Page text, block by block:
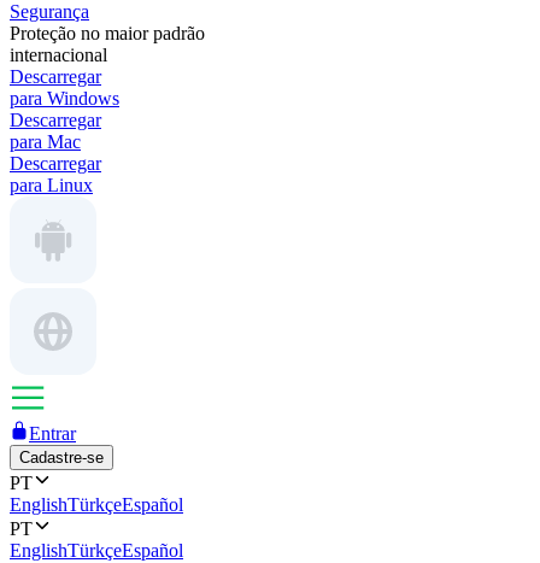
Segurança
Proteção no maior padrão
internacional
Descarregar
para Windows
Descarregar
para Mac
Descarregar
para Linux
Entrar
Cadastre-se
PT
EnglishTürkçeEspañol
PT
EnglishTürkçeEspañol